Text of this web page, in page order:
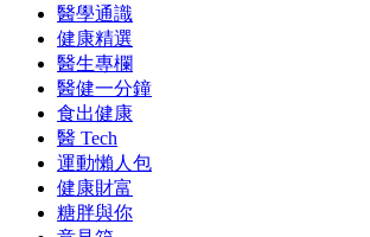
醫學通識
健康精選
醫生專欄
醫健一分鐘
食出健康
醫 Tech
運動懶人包
健康財富
糖胖與你